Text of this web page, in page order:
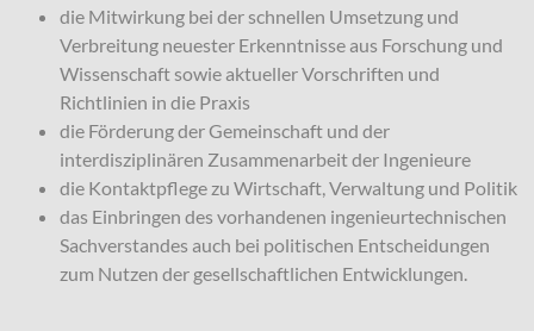
die Mitwirkung bei der schnellen Umsetzung und
Verbreitung neuester Erkenntnisse aus Forschung und
Wissenschaft sowie aktueller Vorschriften und
Richtlinien in die Praxis
die Förderung der Gemeinschaft und der
interdisziplinären Zusammenarbeit der Ingenieure
die Kontaktpflege zu Wirtschaft, Verwaltung und Politik
das Einbringen des vorhandenen ingenieurtechnischen
Sachverstandes auch bei politischen Entscheidungen
zum Nutzen der gesellschaftlichen Entwicklungen.